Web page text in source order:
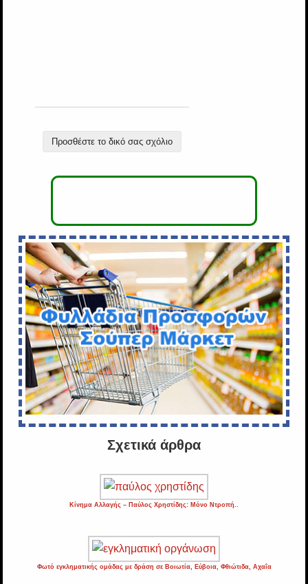
Προσθέστε το δικό σας σχόλιο
Σχετικά άρθρα
Κίνημα Αλλαγής – Παύλος Χρηστίδης: Μόνο Ντροπή..
Φωτό εγκληματικής ομάδας με δράση σε Βοιωτία, Εύβοια, Φθιώτιδα, Αχαΐα